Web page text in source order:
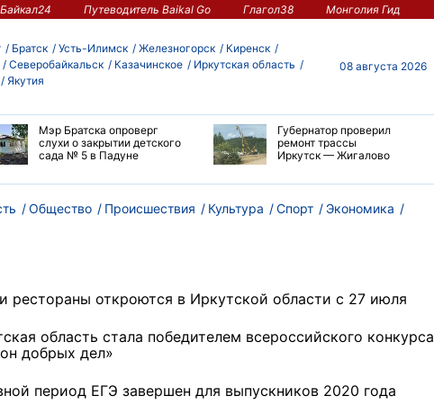
Байкал24 Путеводитель Baikal Go Глагол38 Монголия Гид
Братск Усть-Илимск Железногорск
Киренск
Северобайкальск Казачинское
Иркутская область
Якутия
08 августа 2026
Мэр Братска опроверг
слухи о закрытии детского
сада № 5 в Падуне
Губернатор проверил
ремонт трассы
Иркутск — Жигалово
Общество Происшествия Культура Спорт
Экономика
рестораны откроются в Иркутской области с 27 июля
область стала победителем всероссийского конкурса
добрых дел»
период ЕГЭ завершен для выпускников 2020 года